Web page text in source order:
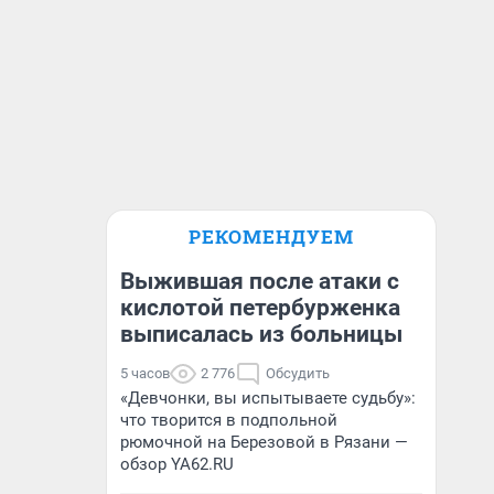
РЕКОМЕНДУЕМ
Выжившая после атаки с
кислотой петербурженка
выписалась из больницы
5 часов 2 776 Обсудить
«Девчонки, вы испытываете судьбу»:
что творится в подпольной
рюмочной на Березовой в Рязани —
обзор YA62.RU